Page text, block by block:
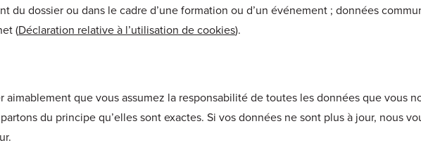
du dossier ou dans le cadre d’une formation ou d’un événement ; données
(Déclaration relative à l’utilisation de cookies).
aimablement que vous assumez la responsabilité de toutes les données que vous
du principe qu’elles sont exactes. Si vos données ne sont plus à jour, nous